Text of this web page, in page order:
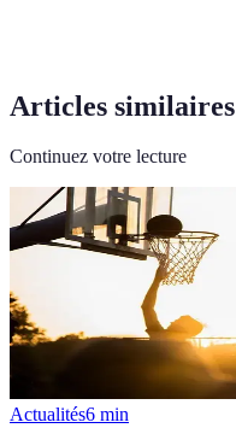
Articles similaires
Continuez votre lecture
Actualités6 min